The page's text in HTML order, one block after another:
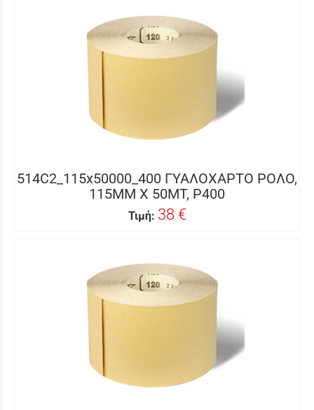
514C2_115x50000_400 ΓΥΑΛΟΧΑΡΤΟ ΡΟΛΟ,
115MM X 50MΤ, P400
Τιμή: 38 €